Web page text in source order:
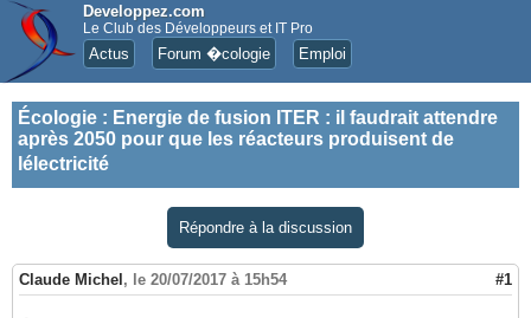
Developpez.com
Le Club des Développeurs et IT Pro
Actus Forum �cologie Emploi
Écologie : Energie de fusion ITER : il faudrait attendre
après 2050 pour que les réacteurs produisent de
lélectricité
Répondre à la discussion
Claude Michel , le 20/07/2017 à 15h54 #1